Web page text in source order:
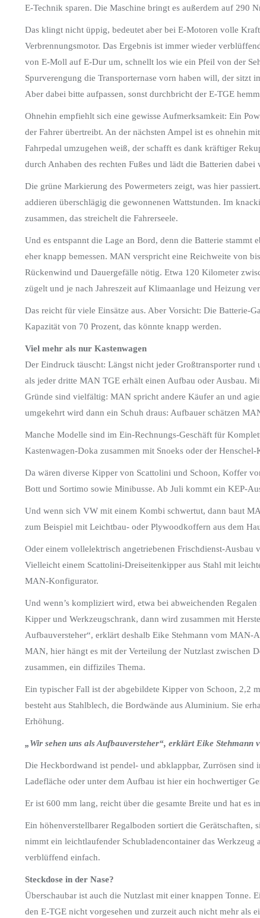
E-Technik sparen. Die Maschine bringt es außerdem auf 290
Das klingt nicht üppig, bedeutet aber bei E-Motoren volle
Verbrennungsmotor. Das Ergebnis ist immer wieder
von E-Moll auf E-Dur um, schnellt los wie ein Pfeil von der
Spurverengung die Transporternase vorn haben will, der sitzt
Aber dabei bitte aufpassen, sonst durchbricht der E-TGE
Ohnehin empfiehlt sich eine gewisse Aufmerksamkeit: Ein
der Fahrer übertreibt. An der nächsten Ampel ist es ohnehin
Fahrpedal umzugehen weiß, der schafft es dank kräftiger
durch Anhaben des rechten Fußes und lädt die Batterien dabei
Die grüne Markierung des Powermeters zeigt, was hier
addieren überschlägig die gewonnenen Wattstunden. Im
zusammen, das streichelt die Fahrerseele.
Und es entspannt die Lage an Bord, denn die Batterie
eher knapp bemessen. MAN verspricht eine Reichweite von
Rückenwind und Dauergefälle nötig. Etwa 120 Kilometer
zügelt und je nach Jahreszeit auf Klimaanlage und Heizung
Das reicht für viele Einsätze aus. Aber Vorsicht: Die Batterie-
Kapazität von 70 Prozent, das könnte knapp werden.
Viel mehr als nur Kastenwagen
Der Eindruck täuscht: Längst nicht jeder Großtransporter
als jeder dritte MAN TGE erhält einen Aufbau oder Ausbau.
Gründe sind vielfältig: MAN spricht andere Käufer an und
umgekehrt wird dann ein Schuh draus: Aufbauer schätzen
Manche Modelle sind im Ein-Rechnungs-Geschäft für
Kastenwagen-Doka zusammen mit Snoeks oder der
Da wären diverse Kipper von Scattolini und Schoon, Koffer
Bott und Sortimo sowie Minibusse. Ab Juli kommt ein KEP-
Und wenn sich VW mit einem Kombi schwertut, dann baut
zum Beispiel mit Leichtbau- oder Plywoodkoffern aus dem
Oder einem vollelektrisch angetriebenen Frischdienst-
Vielleicht einem Scattolini-Dreiseitenkipper aus Stahl mit
MAN-Konfigurator.
Und wenn’s kompliziert wird, etwa bei abweichenden
Kipper und Werkzeugschrank, dann wird zusammen mit
Aufbauversteher“, erklärt deshalb Eike Stehmann vom
MAN, hier hängt es mit der Verteilung der Nutzlast zwischen
zusammen, ein diffiziles Thema.
Ein typischer Fall ist der abgebildete Kipper von Schoon, 2,2
besteht aus Stahlblech, die Bordwände aus Aluminium. Sie
Erhöhung.
„Wir sehen uns als Aufbauversteher“, erklärt Eike Stehmann
Die Heckbordwand ist pendel- und abklappbar, Zurrösen sind
Ladefläche oder unter dem Aufbau ist hier ein hochwertiger
Er ist 600 mm lang, reicht über die gesamte Breite und hat
Ein höhenverstellbarer Regalboden sortiert die
nimmt ein leichtlaufender Schubladencontainer das
verblüffend einfach.
Steckdose in der Nase?
Überschaubar ist auch die Nutzlast mit einer knappen Tonne.
den E-TGE nicht vorgesehen und zurzeit auch nicht mehr als